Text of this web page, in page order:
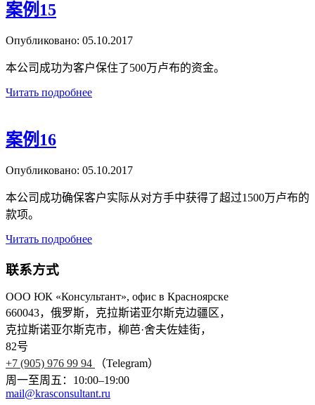
案例15
Опубликовано: 05.10.2017
本公司成功为客户保住了500万卢布的资金。
Читать подробнее
案例16
Опубликовано: 05.10.2017
本公司成功确保客户实际从对方手中获得了超过1500万卢布的
款项。
Читать подробнее
联系方式
ООО ЮК «Консультант», офис в Красноярске
660043，俄罗斯，克拉斯诺亚尔斯克边疆区，
克拉斯诺亚尔斯克市，柳芭·舍夫佐娃街，
82号
+7 (905) 976 99 94
（Telegram）
周一至周五：10:00–19:00
mail@krasconsultant.ru